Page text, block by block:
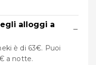
alloggi a
−
è di 63€. Puoi
a notte.